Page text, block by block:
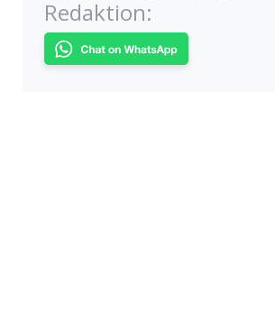
Redaktion: